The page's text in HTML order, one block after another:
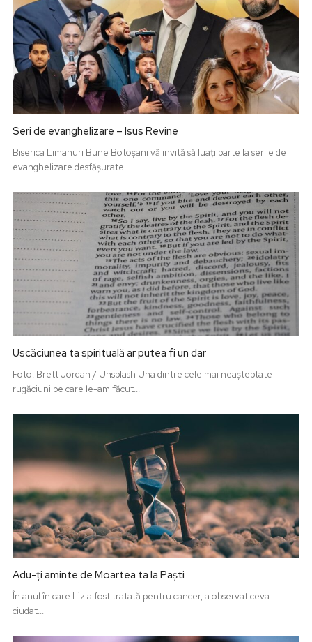
Seri de evanghelizare – Isus Revine
Biserica Limanuri Bune Botoșani vă invită să luați parte la serile de
evanghelizare desfășurate...
Uscăciunea ta spirituală ar putea fi un dar
Foto: Brett Jordan / Unsplash Una dintre cele mai neașteptate
rugăciuni pe care le-am făcut...
Adu-ți aminte de Moartea ta la Paști
În anul în care Liz a fost tratată pentru cancer, a observat ceva
ciudat...